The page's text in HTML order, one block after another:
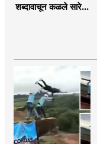
शब्दावाचून कळले सारे...